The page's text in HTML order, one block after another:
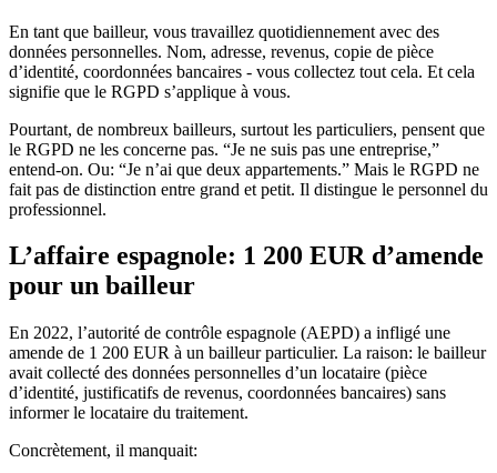
En tant que bailleur, vous travaillez quotidiennement avec des
données personnelles. Nom, adresse, revenus, copie de pièce
d’identité, coordonnées bancaires - vous collectez tout cela. Et cela
signifie que le RGPD s’applique à vous.
Pourtant, de nombreux bailleurs, surtout les particuliers, pensent que
le RGPD ne les concerne pas. “Je ne suis pas une entreprise,”
entend-on. Ou: “Je n’ai que deux appartements.” Mais le RGPD ne
fait pas de distinction entre grand et petit. Il distingue le personnel du
professionnel.
L’affaire espagnole: 1 200 EUR d’amende
pour un bailleur
En 2022, l’autorité de contrôle espagnole (AEPD) a infligé une
amende de 1 200 EUR à un bailleur particulier. La raison: le bailleur
avait collecté des données personnelles d’un locataire (pièce
d’identité, justificatifs de revenus, coordonnées bancaires) sans
informer le locataire du traitement.
Concrètement, il manquait: